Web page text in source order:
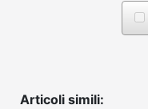
Articoli simili: